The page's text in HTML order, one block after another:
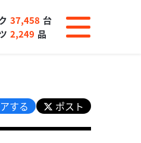
37,458 台
2,249 品
する ポスト